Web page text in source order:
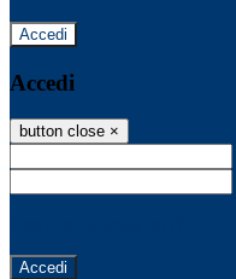
Accedi
Accedi
button close ×